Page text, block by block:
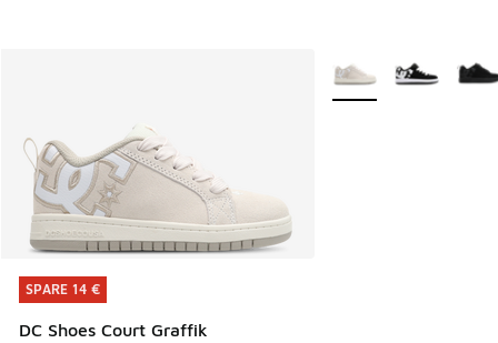
SPARE 14 €
DC Shoes Court Graffik
SPARE 14 €
Weitere Farben